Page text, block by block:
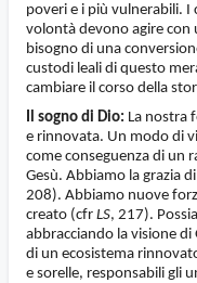
poveri e i più vulnerabili.
volontà devono agire con
bisogno di una
custodi leali di questo
cambiare il corso della
Il sogno di Dio: La nostra
e rinnovata. Un modo di
come conseguenza di un
Gesù. Abbiamo la grazia
208). Abbiamo nuove
creato (cfr LS, 217).
abbracciando la visione di
di un ecosistema
e sorelle, responsabili gli